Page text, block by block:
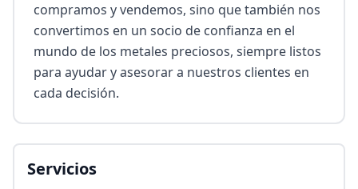
compramos y vendemos, sino que también nos
convertimos en un socio de confianza en el
mundo de los metales preciosos, siempre listos
para ayudar y asesorar a nuestros clientes en
cada decisión.
Servicios